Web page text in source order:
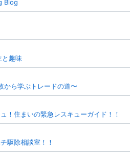
Blog
と趣味
から学ぶトレードの道〜
！住まいの緊急レスキューガイド！！
駆除相談室！！